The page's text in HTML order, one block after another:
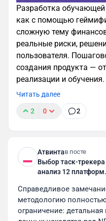
капитал.
уроками по
игру, в которой
инвестирования.
инвестиционного
могут продавать
оформлять
Разработка
как с помощью
сложную тему
реальные риски,
пользователя.
создания продукта —
реализации и обучения.
Читать далее
2 0 2
Атвинтав посте
Выбор таск-
анализ 12
Справедливое
методологию
ограничение: